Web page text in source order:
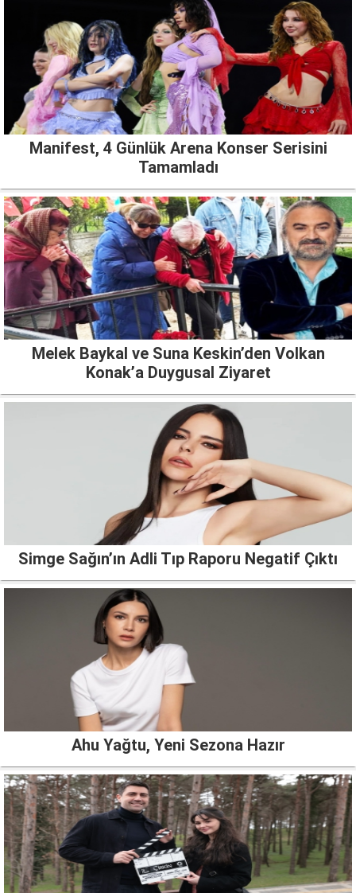
Manifest, 4 Günlük Arena Konser Serisini
Tamamladı
Melek Baykal ve Suna Keskin’den Volkan
Konak’a Duygusal Ziyaret
Simge Sağın’ın Adli Tıp Raporu Negatif Çıktı
Ahu Yağtu, Yeni Sezona Hazır